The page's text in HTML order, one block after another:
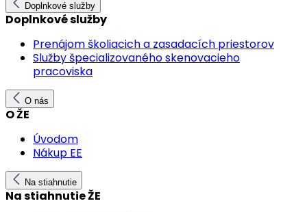
Doplnkové služby
Doplnkové služby
Prenájom školiacich a zasadacích priestorov
Služby špecializovaného skenovacieho
pracoviska
O nás
O ŽE
Úvodom
Nákup EE
Na stiahnutie
Na stiahnutie ŽE